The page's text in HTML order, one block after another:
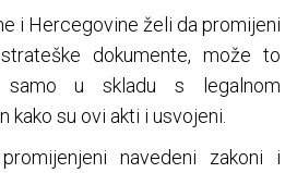
i Hercegovine želi da promijeni
dokumente, može to
u skladu s legalnom
kako su ovi akti i usvojeni.
navedeni zakoni i